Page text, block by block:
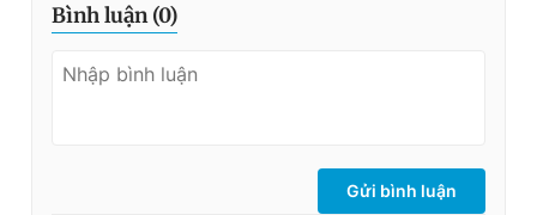
Bình luận (0)
Gửi bình luận